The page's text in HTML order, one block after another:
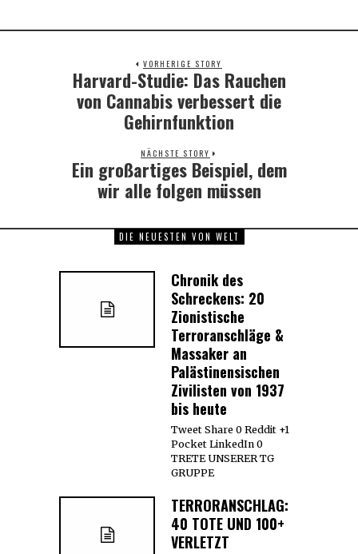
VORHERIGE STORY
Previous
post:
Harvard-Studie: Das Rauchen
von Cannabis verbessert die
Gehirnfunktion
NÄCHSTE STORY
Next
post:
Ein großartiges Beispiel, dem
wir alle folgen müssen
DIE NEUESTEN VON WELT
Chronik des
Schreckens: 20
Zionistische
Terroranschläge &
Massaker an
Palästinensischen
Zivilisten von 1937
bis heute
Tweet Share 0 Reddit +1
Pocket LinkedIn 0
TRETE UNSERER TG
GRUPPE
TERRORANSCHLAG:
40 TOTE UND 100+
VERLETZT